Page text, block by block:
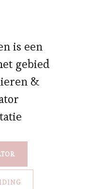
is een
gebied
&